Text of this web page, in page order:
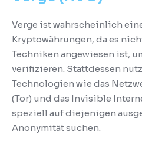
Verge ist wahrscheinlich
Kryptowährungen, da es
Techniken angewiesen ist,
verifizieren. Stattdessen
Technologien wie das
(Tor) und das Invisible
speziell auf diejenigen
Anonymität suchen.